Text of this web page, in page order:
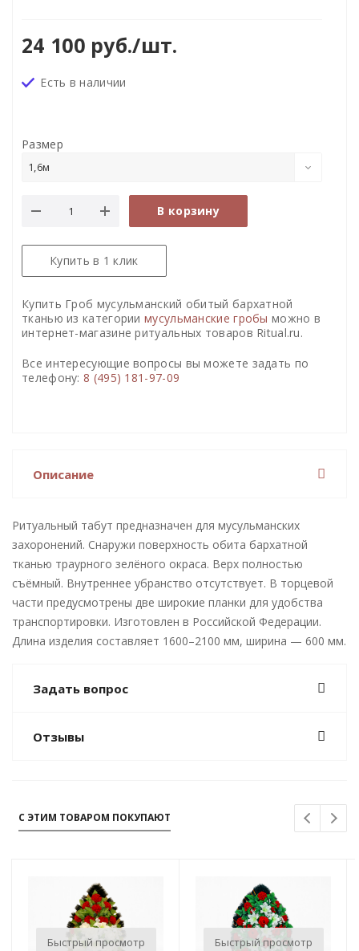
24 100руб./шт.
Есть в наличии
Размер
1,6м
В корзину
Купить в 1 клик
Купить Гроб мусульманский обитый бархатной
тканью из категориимусульманские гробы можно в
интернет-магазине ритуальных товаров Ritual.ru.
Все интересующие вопросы вы можете задать по
телефону: 8 (495) 181-97-09
Описание
Ритуальный табут предназначен для мусульманских
захоронений. Снаружи поверхность обита бархатной
тканью траурного зелёного окраса. Верх полностью
съёмный. Внутреннее убранство отсутствует. В торцевой
части предусмотрены две широкие планки для удобства
транспортировки. Изготовлен в Российской Федерации.
Длина изделия составляет 1600–2100 мм, ширина — 600 мм.
Задать вопрос
Отзывы
С ЭТИМ ТОВАРОМ ПОКУПАЮТ
Быстрый просмотр Быстрый просмотр